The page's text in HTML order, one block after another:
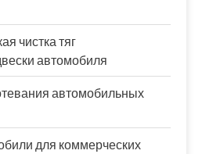
чистка тяг
автомобиля
автомобильных
для коммерческих